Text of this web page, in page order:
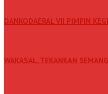
DANKODAERAL VII PIMPIN
WAKASAL, TEKANKAN